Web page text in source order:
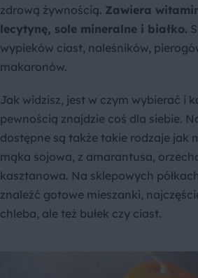
zdrową żywnością. Zawiera
lecytynę, sole mineralne i białko.
wypieków ciast, naleśników,
makaronów.
Jak widzisz, jest w czym wybierać i
pewnością znajdzie coś dla siebie.
dostępne są także takie rodzaje jak
mąka sojowa, z amarantusa,
kasztanowa. Na sklepowych
znaleźć gotowe mieszanki,
chleba, ale też bułek czy ciast.